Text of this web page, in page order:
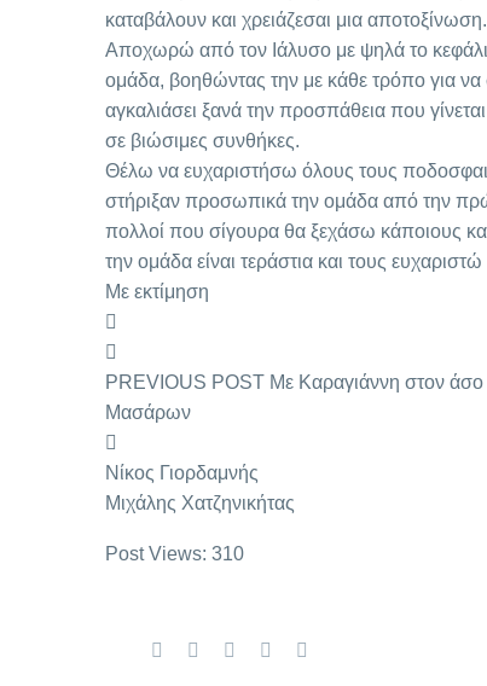
καταβάλουν και χρειάζεσαι μια αποτοξίνωση.
Αποχωρώ από τον Ιάλυσο με ψηλά το κεφάλι
ομάδα, βοηθώντας την με κάθε τρόπο για
αγκαλιάσει ξανά την προσπάθεια που
σε βιώσιμες συνθήκες.
Θέλω να ευχαριστήσω όλους τους
στήριξαν προσωπικά την ομάδα από την
πολλοί που σίγουρα θα ξεχάσω κάποιους
την ομάδα είναι τεράστια και τους
Με εκτίμηση


PREVIOUS POST Με Καραγιάννη στον άσο
Μασάρων

Νίκος Γιορδαμνής
Μιχάλης Χατζηνικήτας
Post Views: 310